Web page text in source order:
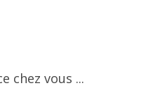
chez vous ...